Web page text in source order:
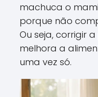
machuca o
porque não
Ou seja, corrigir
melhora a
uma vez só.